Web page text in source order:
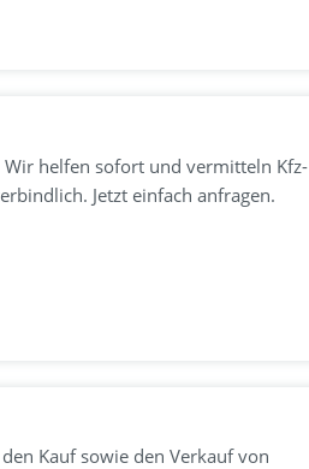
helfen sofort und vermitteln Kfz-
Jetzt einfach anfragen.
Kauf sowie den Verkauf von